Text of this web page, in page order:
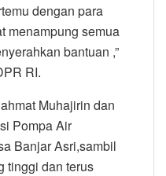
dengan para
menampung semua
bantuan ,”
RI.
Muhajirin dan
Pompa Air
Banjar Asri,sambil
tinggi dan terus